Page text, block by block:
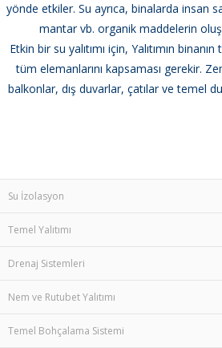
yönde etkiler. Su ayrıca, binalarda insan
mantar vb. organik maddelerin
Etkin bir su yalıtımı için, Yalıtımın
tüm elemanlarını kapsaması gerekir.
balkonlar, dış duvarlar, çatılar ve temel
Su İzolasyon
Temel Yalıtımı
Drenaj Sistemleri
Nem ve Rutubet Yalıtımı
Temel Bohçalama Sistemi